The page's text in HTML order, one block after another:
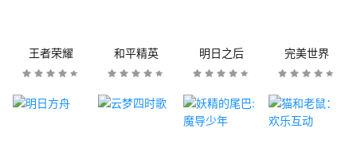
王者荣耀 和平精英 明日之后 完美世界